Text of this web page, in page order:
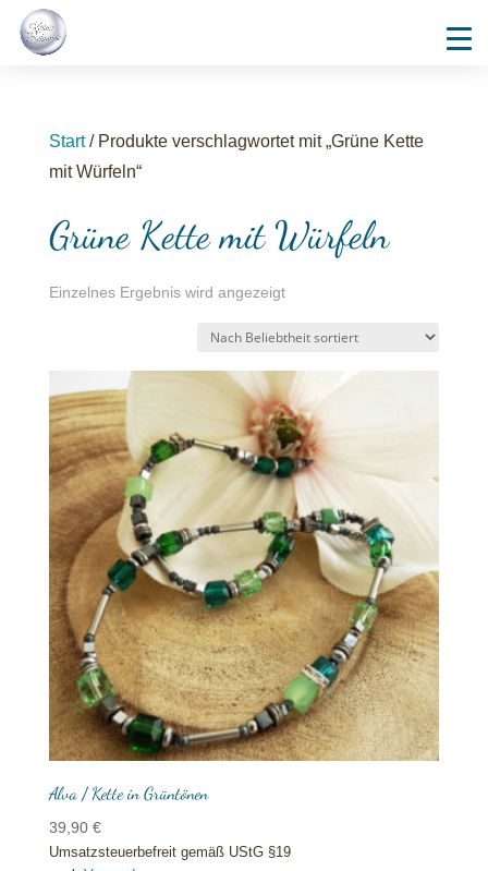
Start/ Produkte verschlagwortet mit „Grüne Kette
mit Würfeln“
Grüne Kette mit Würfeln
Einzelnes Ergebnis wird angezeigt
Alva / Kette in Grüntönen
39,90 €
Umsatzsteuerbefreit gemäß UStG §19